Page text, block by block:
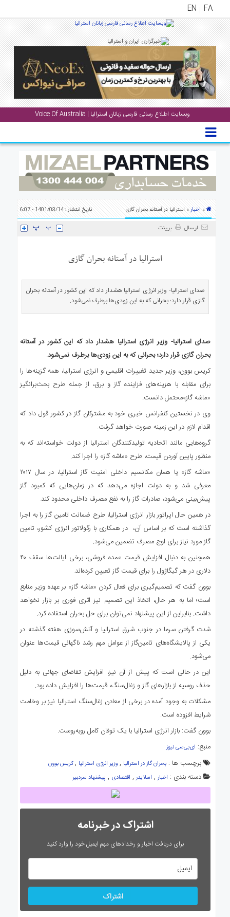
FA
EN
وبسایت اطلاع رسانی فارسی زبانان استرالیا | Voice Of Australia
منوی
اصلی
خانه
ها
رویداد
ارتباط
» اخبار» استرالیا در آستانه بحران گازی تاریخ انتشار : 1401/03/14 - 6:07
ارسال پرینت
استرالیا در آستانه بحران گازی
صدای استرالیا- وزیر انرژی استرالیا هشدار داد که این کشور در آستانه بحران
گازی قرار دارد؛ بحرانی که به این زودی‌ها برطرف نمی‌شود.
صدای استرالیا- وزیر انرژی استرالیا هشدار داد که این کشور در آستانه
بحران گازی قرار دارد؛ بحرانی که به این زودی‌ها برطرف نمی‌شود.
کریس بوون، وزیر جدید تغییرات اقلیمی و انرژی استرالیا، همه گزینه‌ها را
برای مقابله با هزینه‌های فزاینده گاز و برق، از جمله طرح بحث‌برانگیز
«ماشه گاز»محتمل دانست.
وی در نخستین کنفرانس خبری خود به مشترکان گاز در کشور قول داد که
اقدام لازم در این زمینه صورت خواهد گرفت.
گروه‌هایی مانند اتحادیه تولیدکنندگان استرالیا از دولت خواسته‌اند که به
منظور پایین آوردن قیمت، طرح «ماشه گاز» را اجرا کند.
«ماشه گاز» یا همان مکانسیم داخلی امنیت گاز استرالیا، در سال ۲۰۱۷
معرفی شد و به دولت اجازه می‌دهد که در زمان‌هایی که کمبود گاز
پیش‌بینی می‌شود، صادرات گاز را به نفع مصرف داخلی محدود کند.
در همین‌ حال اپراتور بازار انرژی استرالیا، طرح ضمانت تامین گاز را به اجرا
گذاشته است که بر اساس آن، در همکاری با رگولاتور انرژی کشور، تامین
گاز مورد نیاز برای اوج مصرف تضمین می‌شود.
همچنین به دنبال افزایش قیمت عمده فروشی، برخی ایالت‌ها سقف ۴۰
دلاری در هر گیگاژول را برای قیمت گاز تعیین کرده‌اند.
بوون گفت که تصمیم‌گیری برای فعال کردن «ماشه گاز» بر عهده وزیر منابع
است؛ اما به هر حال، اتخاذ این تصمیم نیز اثری فوری بر بازار نخواهد
داشت. بنابراین از این پیشنهاد نمی‌توان برای حل بحران استفاده کرد.
شدت گرفتن سرما در جنوب شرق استرالیا و آتش‌سوزی هفته گذشته در
یکی از پالایشگاه‌های تامین‌گاز از عوامل مهم رشد ناگهانی قیمت‌ها عنوان
می‌شود.
این در حالی است که پیش از آن نیز، افزایش تقاضای جهانی به دلیل
حذف روسیه از بازارهای گاز و زغال‌سنگ، قیمت‌ها را افزایش داده بود.
مشکلات به وجود آمده در برخی از معادن زغال‌سنگ استرالیا نیز بر وخامت
شرایط افزوده است.
بوون گفت: بازار انرژی استرالیا با یک توفان کامل روبه‌روست.
منبع: ای‌بی‌سی نیوز
برچسب ها : بحران گاز در استرالیا , وزیر انرژی استرالیا ,کریس بوون
دسته بندی : اخبار, اسلایدر, اقتصادی , پیشنهاد سردبیر
اشتراک در خبرنامه
برای دریافت اخبار و رخدادهای مهم ایمیل خود را وارد کنید
اشتراک